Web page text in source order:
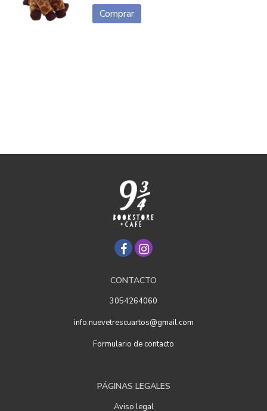
Comprar
CONTACTO
3054264060
info.nuevetrescuartos@gmail.com
Formulario de contacto
PÁGINAS LEGALES
Aviso legal